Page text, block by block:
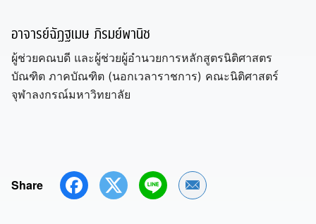
อาจารย์ฉัฏฐเมษ ภิรมย์พานิช
ผู้ช่วยคณบดี และผู้ช่วยผู้อำนวยการหลักสูตรนิติศาสตร
บัณฑิต ภาคบัณฑิต (นอกเวลาราชการ) คณะนิติศาสตร์
จุฬาลงกรณ์มหาวิทยาลัย
Share Share by Email